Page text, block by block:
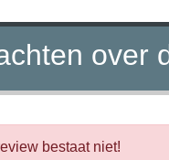
over
bestaat niet!